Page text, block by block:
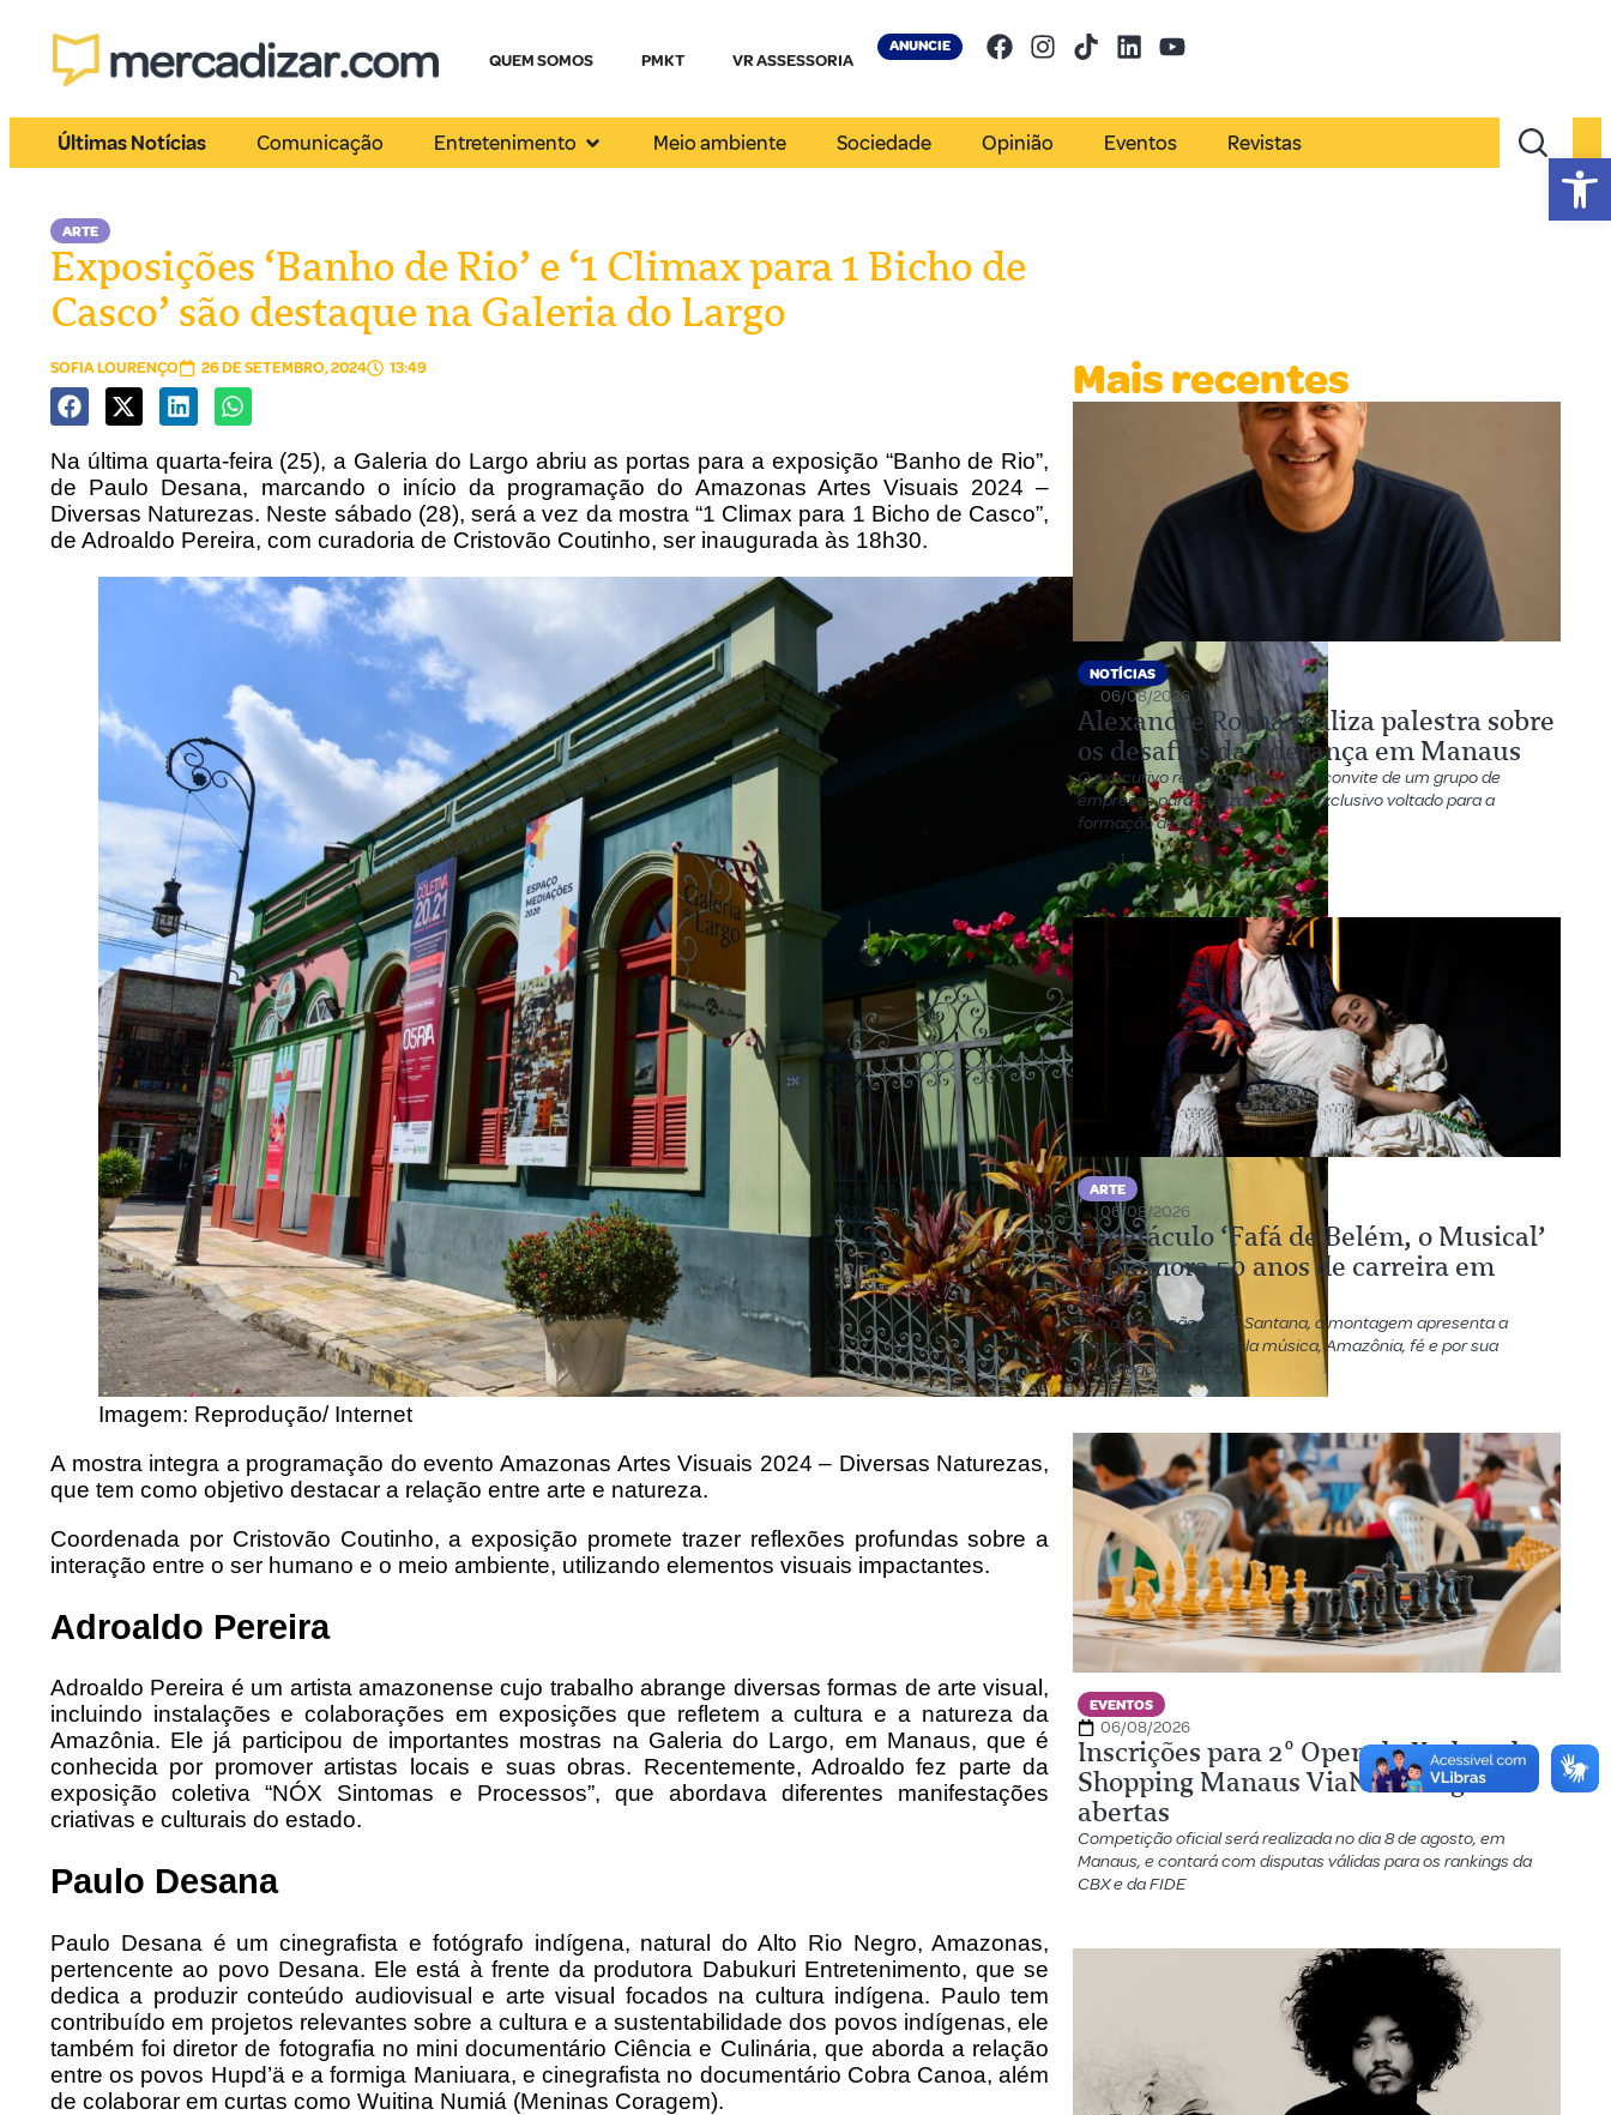
QUEM SOMOS PMKT VR ASSESSORIA
ANUNCIE
Últimas Notícias Comunicação Entretenimento Meio ambiente Sociedade Opinião Eventos Revistas
ARTE
Exposições ‘Banho de Rio’ e ‘1 Climax para 1 Bicho de
Casco’ são destaque na Galeria do Largo
SOFIA LOURENÇO 26 DE SETEMBRO, 2024 13:49
Na última quarta-feira (25), a Galeria do Largo abriu as portas para a exposição “Banho de Rio”,
de Paulo Desana, marcando o início da programação do Amazonas Artes Visuais 2024 –
Diversas Naturezas. Neste sábado (28), será a vez da mostra “1 Climax para 1 Bicho de Casco”,
de Adroaldo Pereira, com curadoria de Cristovão Coutinho, ser inaugurada às 18h30.
Imagem: Reprodução/ Internet
A mostra integra a programação do evento Amazonas Artes Visuais 2024 – Diversas Naturezas,
que tem como objetivo destacar a relação entre arte e natureza.
Coordenada por Cristovão Coutinho, a exposição promete trazer reflexões profundas sobre a
interação entre o ser humano e o meio ambiente, utilizando elementos visuais impactantes.
Adroaldo Pereira
Adroaldo Pereira é um artista amazonense cujo trabalho abrange diversas formas de arte visual,
incluindo instalações e colaborações em exposições que refletem a cultura e a natureza da
Amazônia. Ele já participou de importantes mostras na Galeria do Largo, em Manaus, que é
conhecida por promover artistas locais e suas obras. Recentemente, Adroaldo fez parte da
exposição coletiva “NÓX Sintomas e Processos”, que abordava diferentes manifestações
criativas e culturais do estado.
Paulo Desana
Paulo Desana é um cinegrafista e fotógrafo indígena, natural do Alto Rio Negro, Amazonas,
pertencente ao povo Desana. Ele está à frente da produtora Dabukuri Entretenimento, que se
dedica a produzir conteúdo audiovisual e arte visual focados na cultura indígena. Paulo tem
contribuído em projetos relevantes sobre a cultura e a sustentabilidade dos povos indígenas, ele
também foi diretor de fotografia no mini documentário Ciência e Culinária, que aborda a relação
entre os povos Hupd’ä e a formiga Maniuara, e cinegrafista no documentário Cobra Canoa, além
de colaborar em curtas como Wuitina Numiá (Meninas Coragem).
Mais recentes
NOTÍCIAS
06/08/2026
Alexandre Rocha realiza palestra sobre
os desafios da liderança em Manaus
O executivo retorna à Manaus a convite de um grupo de
empresas para realizar evento exclusivo voltado para a
formação de gestores
ARTE
06/08/2026
Espetáculo ‘Fafá de Belém, o Musical’
comemora 50 anos de carreira em
Belém
Sob a produção de Jô Santana, a montagem apresenta a
trajetória da artista pela música, Amazônia, fé e por sua
participação política
EVENTOS
06/08/2026
Inscrições para 2º Open de Xadrez do
Shopping Manaus ViaNorte seguem
abertas
Competição oficial será realizada no dia 8 de agosto, em
Manaus, e contará com disputas válidas para os rankings da
CBX e da FIDE